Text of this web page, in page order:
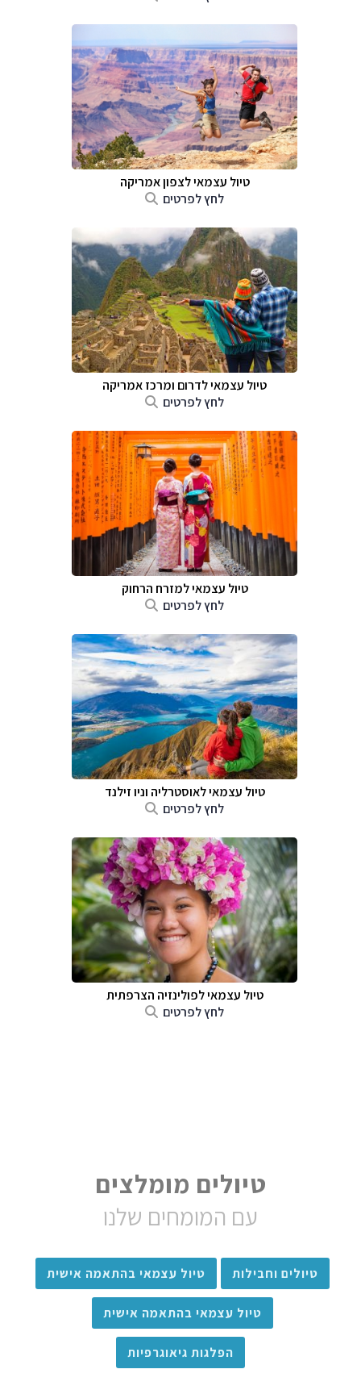
טיול עצמאי לצפון אמריקה
לחץ לפרטים
טיול עצמאי לדרום ומרכז אמריקה
לחץ לפרטים
טיול עצמאי למזרח הרחוק
לחץ לפרטים
טיול עצמאי לאוסטרליה וניו זילנד
לחץ לפרטים
טיול עצמאי לפולינזיה הצרפתית
לחץ לפרטים
טיולים מומלצים
עם המומחים שלנו
טיולים וחבילות טיול עצמאי בהתאמה אישית
טיול עצמאי בהתאמה אישית
הפלגות גיאוגרפיות